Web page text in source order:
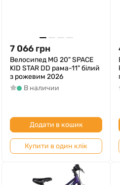
7 066 грн
Велосипед MG 20" SPACE
KID STAR DD рама-11" білий
з рожевим 2026
В наличии
Додати в кошик
Купити в один клік